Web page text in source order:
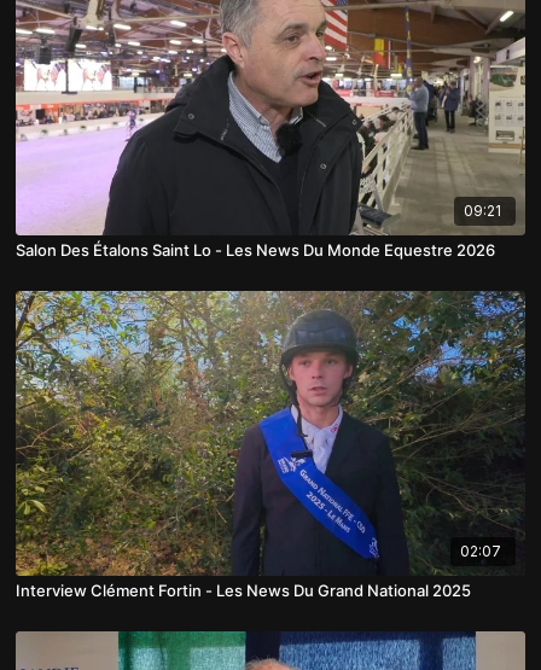
09:21
Salon Des Étalons Saint Lo - Les News Du Monde Equestre 2026
02:07
Interview Clément Fortin - Les News Du Grand National 2025